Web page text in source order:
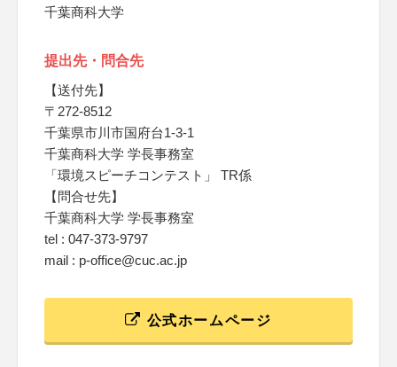
千葉商科大学
提出先・問合先
【送付先】
〒272-8512
千葉県市川市国府台1-3-1
千葉商科大学 学長事務室
「環境スピーチコンテスト」 TR係
【問合せ先】
千葉商科大学 学長事務室
tel : 047-373-9797
mail : p-office@cuc.ac.jp
公式ホームページ